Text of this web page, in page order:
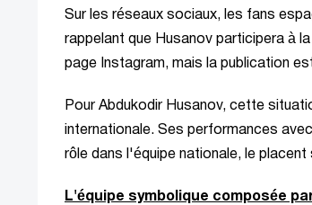
Sur les réseaux sociaux, les fans
rappelant que Husanov participera à
page Instagram, mais la publication
Pour Abdukodir Husanov, cette
internationale. Ses performances
rôle dans l'équipe nationale, le
L'équipe symbolique composée